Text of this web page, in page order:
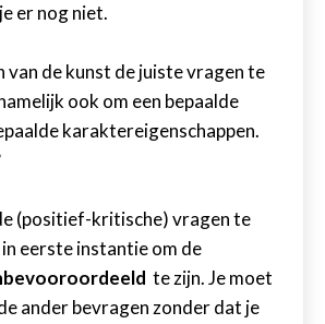
er nog niet.
van de kunst de juiste vragen te
ook om een bepaalde
karaktereigenschappen.
(positief-kritische) vragen te
eerste instantie om de
te zijn. Je moet
ander bevragen zonder dat je